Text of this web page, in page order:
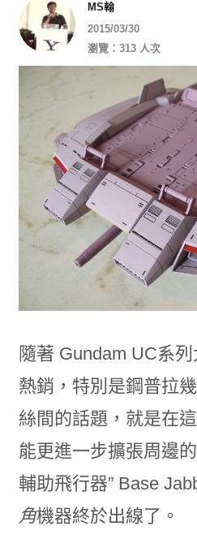
MS翰
2015/03/30
瀏覽：313 人次
隨著 Gundam UC系
熱銷，特別是鋼普拉
絲間的話題，就是在
能更進一步擴張周邊
輔助飛行器” Base
角機器終於出線了。